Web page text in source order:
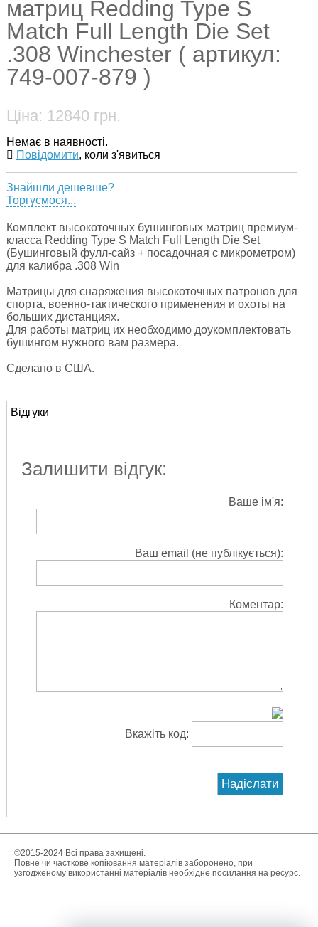
матриц Redding Type S
Match Full Length Die Set
.308 Winchester ( артикул:
749-007-879 )
Ціна: 12840 грн.
Немає в наявності.
Повідомити, коли з'явиться
Знайшли дешевше?
Торгуємося...
Комплект высокоточных бушинговых матриц премиум-
класса Redding Type S Match Full Length Die Set
(Бушинговый фулл-сайз + посадочная с микрометром)
для калибра .308 Win
Матрицы для снаряжения высокоточных патронов для
спорта, военно-тактического применения и охоты на
больших дистанциях.
Для работы матриц их необходимо доукомплектовать
бушингом нужного вам размера.
Сделано в США.
Відгуки
Залишити відгук:
Ваше ім'я:
Ваш email (не публікується):
Коментар:
Вкажіть код:
©2015-2024 Всі права захищені.
Повне чи часткове копіювання матеріалів заборонено, при
узгодженому використанні матеріалів необхідне посилання на ресурс.